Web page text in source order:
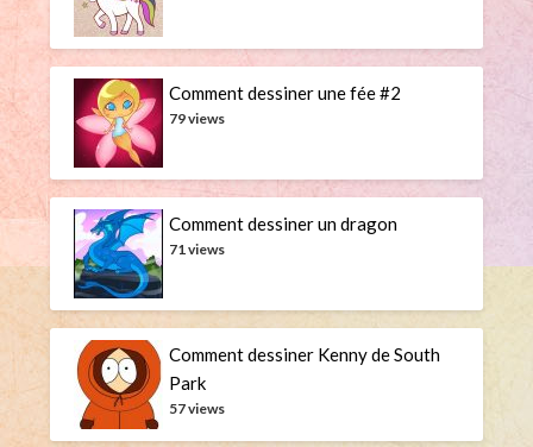
Comment dessiner une fée #2
79 views
Comment dessiner un dragon
71 views
Comment dessiner Kenny de South
Park
57 views